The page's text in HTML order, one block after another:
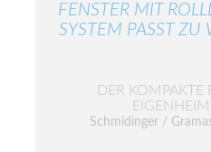
FENSTER MIT
SYSTEM PASST
DER KOMPAKTE
Schmidinger /